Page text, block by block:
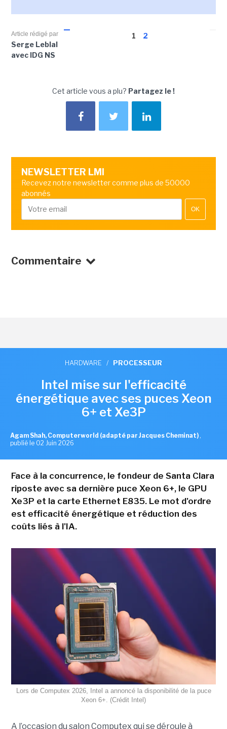
1 2
Article rédigé par
Serge Leblal
avec IDG NS
Cet article vous a plu? Partagez le !
NEWSLETTER LMI
Recevez notre newsletter comme plus de 50000
abonnés
OK
Commentaire
HARDWARE / PROCESSEUR
Intel mise sur l'efficacité
énergétique avec ses puces Xeon
6+ et Xe3P
Agam Shah, Computerworld (adapté par Jacques Cheminat) ,
publié le 02 Juin 2026
Face à la concurrence, le fondeur de Santa Clara
riposte avec sa dernière puce Xeon 6+, le GPU
Xe3P et la carte Ethernet E835. Le mot d'ordre
est efficacité énergétique et réduction des
coûts liés à l'IA.
Lors de Computex 2026, Intel a annoncé la disponibilité de la puce
Xeon 6+. (Crédit Intel)
A l’occasion du salon Computex qui se déroule à